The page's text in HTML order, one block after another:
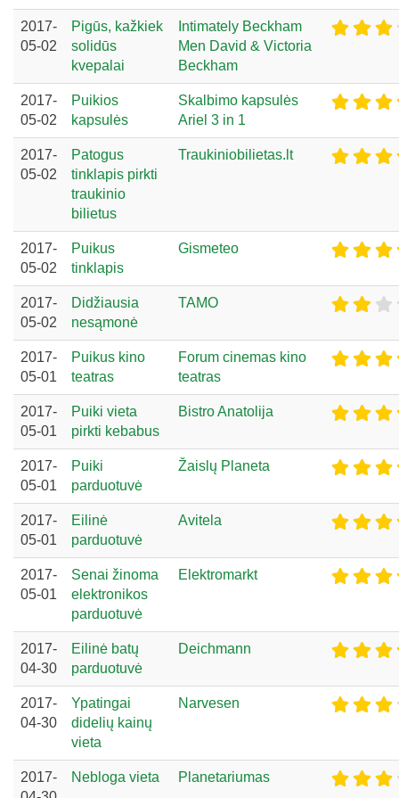
2017-
05-02
Pigūs, kažkiek
solidūs
kvepalai
Intimately Beckham
Men David & Victoria
Beckham
2017-
05-02
Puikios
kapsulės
Skalbimo kapsulės
Ariel 3 in 1
2017-
05-02
Patogus
tinklapis pirkti
traukinio
bilietus
Traukiniobilietas.lt
2017-
05-02
Puikus
tinklapis
Gismeteo
2017-
05-02
Didžiausia
nesąmonė
TAMO
2017-
05-01
Puikus kino
teatras
Forum cinemas kino
teatras
2017-
05-01
Puiki vieta
pirkti kebabus
Bistro Anatolija
2017-
05-01
Puiki
parduotuvė
Žaislų Planeta
2017-
05-01
Eilinė
parduotuvė
Avitela
2017-
05-01
Senai žinoma
elektronikos
parduotuvė
Elektromarkt
2017-
04-30
Eilinė batų
parduotuvė
Deichmann
2017-
04-30
Ypatingai
didelių kainų
vieta
Narvesen
2017-
Nebloga vieta Planetariumas